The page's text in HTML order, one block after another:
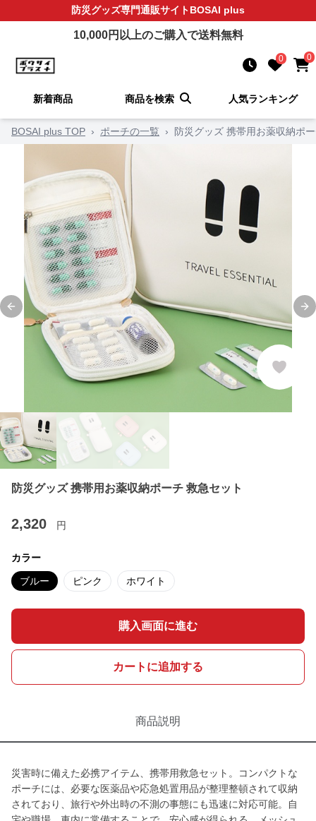
防災グッズ専門通販サイトBOSAI plus
10,000円以上のご購入で送料無料
0 0
新着商品 商品を検索 人気ランキング
BOSAI plus TOP › ポーチの一覧 › 防災グッズ 携帯用お薬収納ポ
Previous slide
防災グッズ 携帯用お薬収納ポーチ 救急セット
2,320 円
カラー
ブルー ピンク ホワイト
購入画面に進む
カートに追加する
商品説明
災害時に備えた必携アイテム、携帯用救急セット。コンパクトな
ポーチには、必要な医薬品や応急処置用品が整理整頓されて収納
されており、旅行や外出時の不測の事態にも迅速に対応可能。自